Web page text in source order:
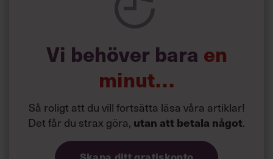
Vi behöver bara en
minut…
Så roligt att du vill fortsätta läsa våra artiklar!
Det får du strax göra, utan att betala något.